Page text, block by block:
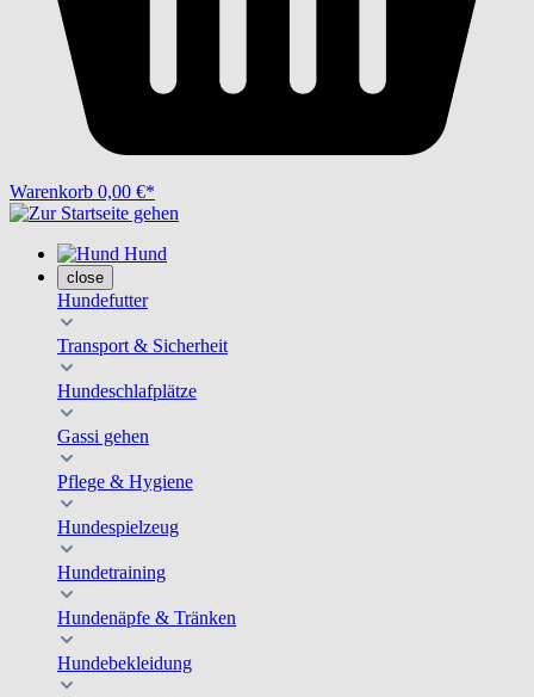
Warenkorb 0,00 €*
Hund
close
Hundefutter
Transport & Sicherheit
Hundeschlafplätze
Gassi gehen
Pflege & Hygiene
Hundespielzeug
Hundetraining
Hundenäpfe & Tränken
Hundebekleidung